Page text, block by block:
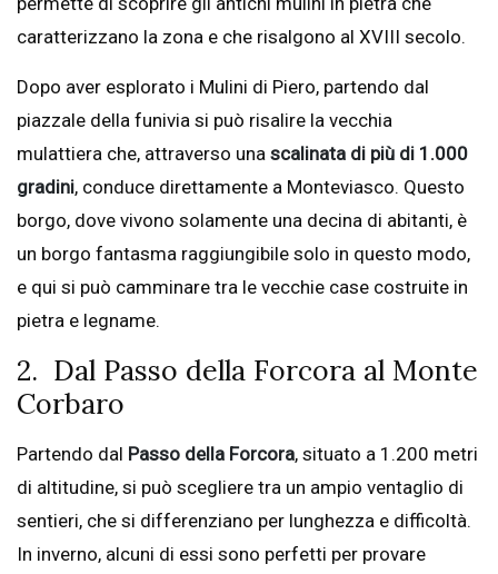
caratterizzano la zona e che risalgono al XVIII secolo.
Dopo aver esplorato i Mulini di Piero, partendo dal
piazzale della funivia si può risalire la vecchia
mulattiera che, attraverso una scalinata di più di 1.000
gradini, conduce direttamente a Monteviasco. Questo
borgo, dove vivono solamente una decina di abitanti, è
un borgo fantasma raggiungibile solo in questo modo,
e qui si può camminare tra le vecchie case costruite in
pietra e legname.
2. Dal Passo della Forcora al Monte
Corbaro
Partendo dal Passo della Forcora, situato a 1.200 metri
di altitudine, si può scegliere tra un ampio ventaglio di
sentieri, che si differenziano per lunghezza e difficoltà.
In inverno, alcuni di essi sono perfetti per provare